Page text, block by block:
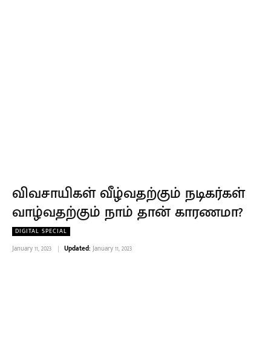
விவசாயிகள் வீழ்வதற்கும் நடிகர்கள்
வாழ்வதற்கும் நாம் தான் காரணமா?
DIGITAL SPECIAL
January 11, 2023 Updated: January 11, 2023